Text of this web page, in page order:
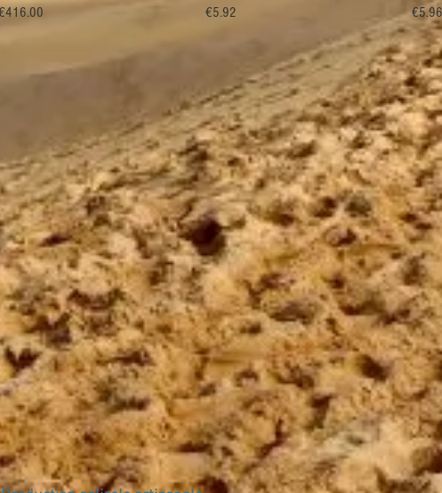
Price
€5.92
Price